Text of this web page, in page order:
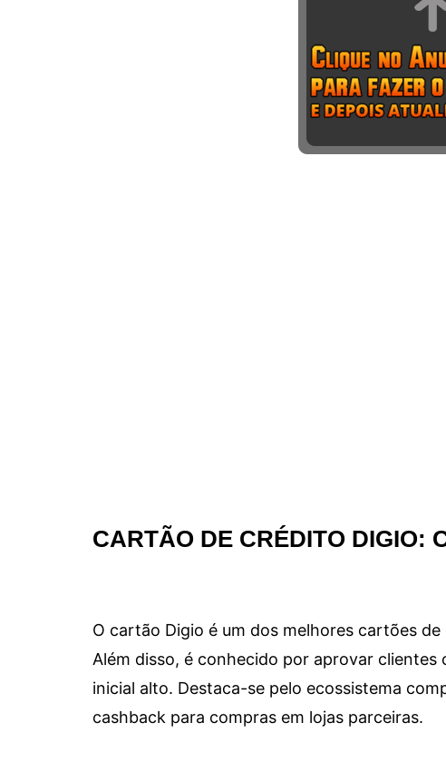
CARTÃO DE CRÉDITO DIGIO:
O cartão Digio é um dos melhores cartões
Além disso, é conhecido por aprovar
inicial alto. Destaca-se pelo ecossistema
cashback para compras em lojas parceiras.